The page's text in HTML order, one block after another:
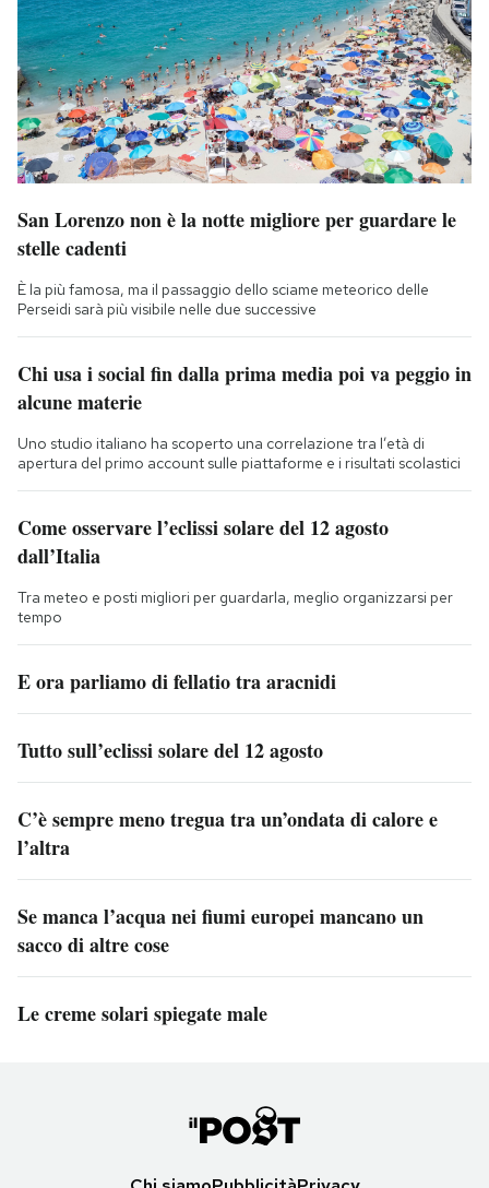
San Lorenzo non è la notte migliore per guardare le
stelle cadenti
È la più famosa, ma il passaggio dello sciame meteorico delle
Perseidi sarà più visibile nelle due successive
Chi usa i social fin dalla prima media poi va peggio in
alcune materie
Uno studio italiano ha scoperto una correlazione tra l’età di
apertura del primo account sulle piattaforme e i risultati scolastici
Come osservare l’eclissi solare del 12 agosto
dall’Italia
Tra meteo e posti migliori per guardarla, meglio organizzarsi per
tempo
E ora parliamo di fellatio tra aracnidi
Tutto sull’eclissi solare del 12 agosto
C’è sempre meno tregua tra un’ondata di calore e
l’altra
Se manca l’acqua nei fiumi europei mancano un
sacco di altre cose
Le creme solari spiegate male